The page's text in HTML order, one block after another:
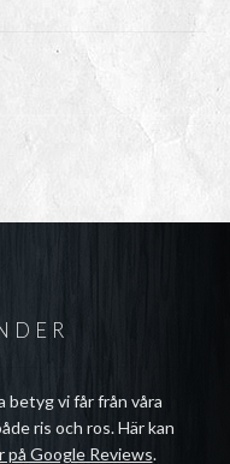
betyg vi får från våra
ris och ros. Här kan
Google Reviews.